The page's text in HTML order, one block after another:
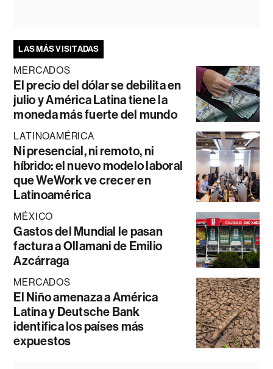
LAS MÁS VISITADAS
MERCADOS
El precio del dólar se debilita en
julio y América Latina tiene la
moneda más fuerte del mundo
LATINOAMÉRICA
Ni presencial, ni remoto, ni
híbrido: el nuevo modelo laboral
que WeWork ve crecer en
Latinoamérica
MÉXICO
Gastos del Mundial le pasan
factura a Ollamani de Emilio
Azcárraga
MERCADOS
El Niño amenaza a América
Latina y Deutsche Bank
identifica los países más
expuestos